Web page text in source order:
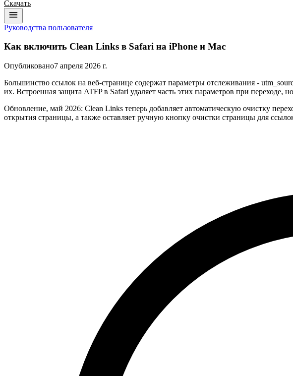
Скачать
Руководства пользователя
Как включить Clean Links в Safari на iPhone и Mac
Опубликовано7 апреля 2026 г.
Большинство ссылок на веб-странице содержат параметры отслеживания -
их. Встроенная защита ATFP в Safari удаляет часть этих параметров при переходе,
Обновление, май 2026: Clean Links теперь добавляет автоматическую очистку
открытия страницы, а также оставляет ручную кнопку очистки страницы для